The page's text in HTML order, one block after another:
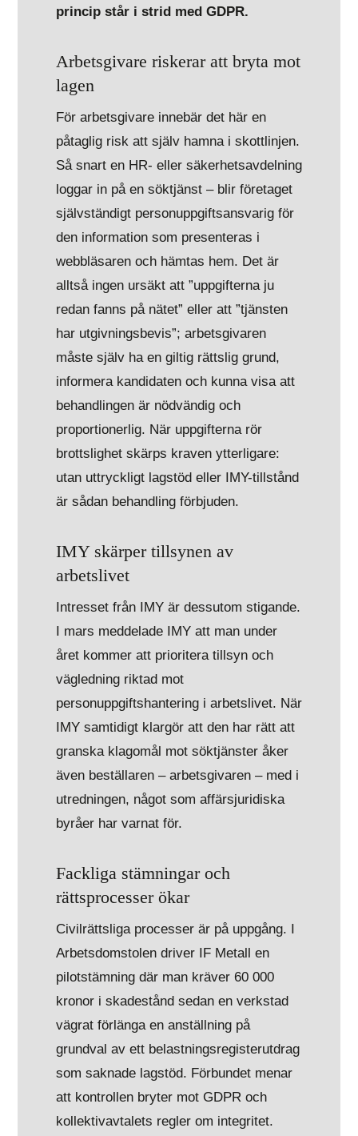
princip står i strid med GDPR.
Arbetsgivare riskerar att bryta mot
lagen
För arbetsgivare innebär det här en
påtaglig risk att själv hamna i skottlinjen.
Så snart en HR- eller säkerhetsavdelning
loggar in på en söktjänst – blir företaget
självständigt personuppgiftsansvarig för
den information som presenteras i
webbläsaren och hämtas hem. Det är
alltså ingen ursäkt att ”uppgifterna ju
redan fanns på nätet” eller att ”tjänsten
har utgivningsbevis”; arbetsgivaren
måste själv ha en giltig rättslig grund,
informera kandidaten och kunna visa att
behandlingen är nödvändig och
proportionerlig. När uppgifterna rör
brottslighet skärps kraven ytterligare:
utan uttryckligt lagstöd eller IMY-tillstånd
är sådan behandling förbjuden.
IMY skärper tillsynen av
arbetslivet
Intresset från IMY är dessutom stigande.
I mars meddelade IMY att man under
året kommer att prioritera tillsyn och
vägledning riktad mot
personuppgiftshantering i arbetslivet. När
IMY samtidigt klargör att den har rätt att
granska klagomål mot söktjänster åker
även beställaren – arbetsgivaren – med i
utredningen, något som affärsjuridiska
byråer har varnat för.
Fackliga stämningar och
rättsprocesser ökar
Civilrättsliga processer är på uppgång. I
Arbetsdomstolen driver IF Metall en
pilotstämning där man kräver 60 000
kronor i skadestånd sedan en verkstad
vägrat förlänga en anställning på
grundval av ett belastningsregisterutdrag
som saknade lagstöd. Förbundet menar
att kontrollen bryter mot GDPR och
kollektivavtalets regler om integritet.